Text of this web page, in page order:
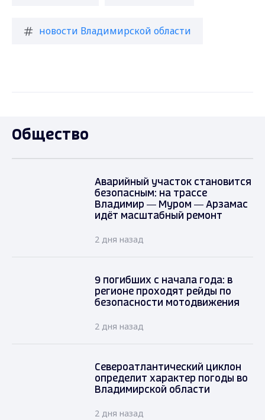
новости Владимирской области
Общество
Аварийный участок становится
безопасным: на трассе
Владимир — Муром — Арзамас
идёт масштабный ремонт
2 дня назад
9 погибших с начала года: в
регионе проходят рейды по
безопасности мотодвижения
2 дня назад
Североатлантический циклон
определит характер погоды во
Владимирской области
2 дня назад